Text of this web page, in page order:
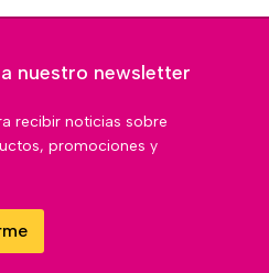
nuestro newsletter
recibir noticias sobre
promociones y